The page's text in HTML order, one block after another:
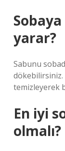
yarar?
Sabunu
dökebilirsiniz.
temizleyerek
En iyi
olmalı?